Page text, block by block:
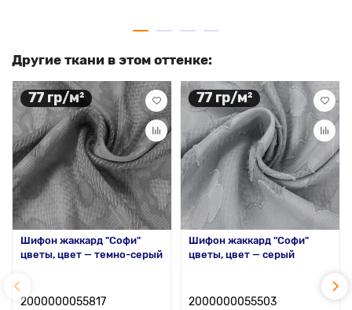
Другие ткани в этом оттенке:
77 гр/м²
Шифон жаккард "Софи"
цветы, цвет — темно-серый
2000000055817
77 гр/м²
Шифон жаккард "Софи"
цветы, цвет — серый
2000000055503